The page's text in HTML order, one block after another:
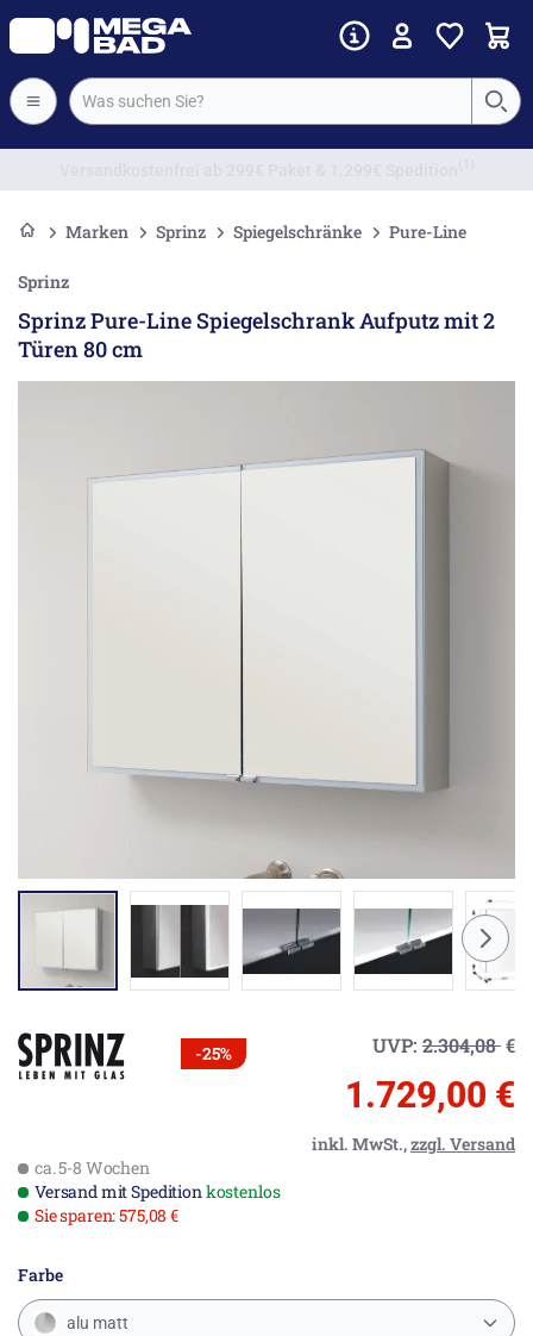
Marken Sprinz Spiegelschränke Pure-Line
Sprinz
Sprinz Pure-Line Spiegelschrank Aufputz mit 2
Türen 80 cm
-25% UVP: 2.304,08€
1.729,00 €
inkl. MwSt.,zzgl. Versand
ca. 5-8 Wochen
Versand mit Speditionkostenlos
Sie sparen: 575,08 €
Farbe
alu matt